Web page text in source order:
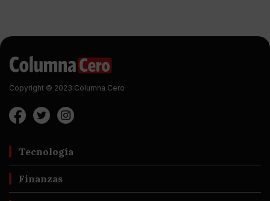
Copyright © 2023 Columna Cero
Tecnología
Finanzas